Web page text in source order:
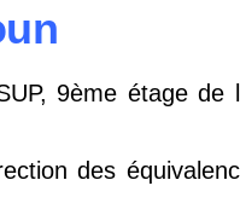
9ème étage de
des